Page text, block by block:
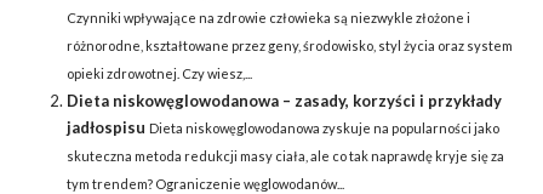
Czynniki wpływające na zdrowie człowieka są niezwykle złożone i
różnorodne, kształtowane przez geny, środowisko, styl życia oraz system
opieki zdrowotnej. Czy wiesz,...
Dieta niskowęglowodanowa – zasady, korzyści i przykłady
jadłospisu Dieta niskowęglowodanowa zyskuje na popularności jako
skuteczna metoda redukcji masy ciała, ale co tak naprawdę kryje się za
tym trendem? Ograniczenie węglowodanów...